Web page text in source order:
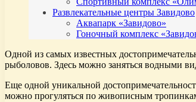
Развлекательные центры Завидово
Аквапарк «Завидово»
Гоночный комплекс
Одной из самых известных
рыболовов. Здесь можно заняться водными
Еще одной уникальной
можно прогуляться по живописным